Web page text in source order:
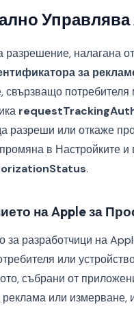
разрешение, налагана
за
свързващо
разреши или откаже
в Настройките
.
на Apple за
за разработчици на
или
събрани от
или измерване,